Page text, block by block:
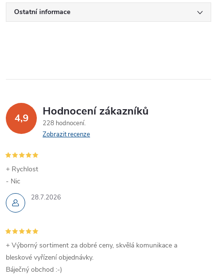
Ostatní informace
4,9 Hodnocení zákazníků
228 hodnocení
Zobrazit recenze
28.7.2026
+ Rychlost
- Nic
+ Výborný sortiment za dobré ceny, skvělá komunikace a
bleskové vyřízení objednávky.
Báječný obchod :-)